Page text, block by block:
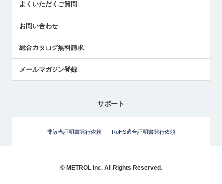
社長ブログ
よくいただくご質問
お問い合わせ
総合カタログ無料請求
メールマガジン登録
サポート
非該当証明書発行依頼 RoHS適合証明書発行依頼
© METROL Inc. All Rights Reserved.